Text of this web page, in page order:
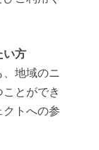
い方
地域のニ
とができ
トへの参